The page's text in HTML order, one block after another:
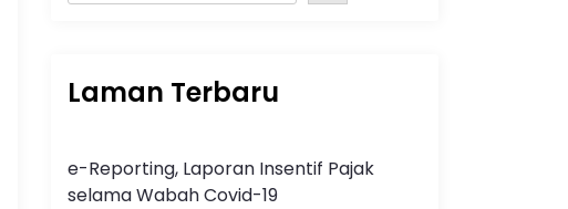
Laman Terbaru
e-Reporting, Laporan Insentif Pajak
selama Wabah Covid-19